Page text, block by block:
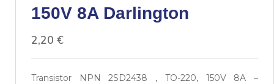
150V 8A Darlington
2,20 €
Transistor NPN 2SD2438 , TO-220, 150V 8A –